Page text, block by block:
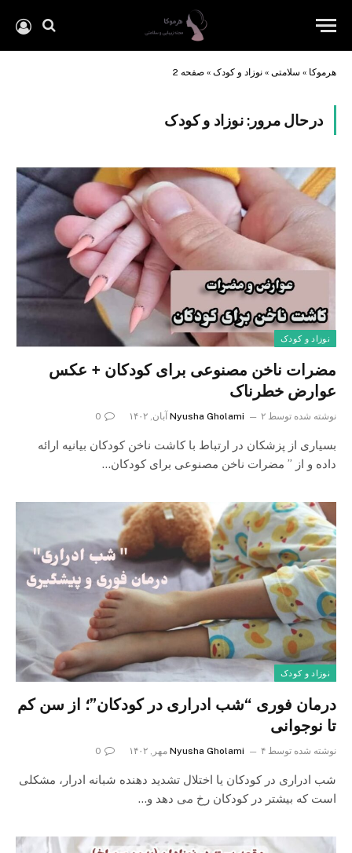
هرموکا » سلامتی » نوزاد و کودک » صفحه 2
درحال مرور:نوزاد و کودک
نوزاد و کودک
مضرات ناخن مصنوعی برای کودکان + عکس
عوارض خطرناک
نوشته شده توسط Nyusha Gholami ۲ آبان, ۱۴۰۲ 0
بسیاری از پزشکان در ارتباط با کاشت ناخن کودکان بیانیه ارائه
داده و از ” مضرات ناخن مصنوعی برای کودکان…
نوزاد و کودک
درمان فوری “شب ادراری در کودکان”؛ از سن کم
تا نوجوانی
نوشته شده توسط Nyusha Gholami ۴ مهر, ۱۴۰۲ 0
شب ادراری در کودکان یا اختلال تشدید دهنده شبانه ادرار، مشکلی
است که بیشتر در کودکان رخ می دهد و…